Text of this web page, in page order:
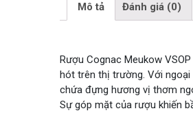
Mô tả Đánh giá (0)
Rượu Cognac Meukow
hót trên thị trường. Với
chứa đựng hương vị thơm
Sự góp mặt của rượu khiến